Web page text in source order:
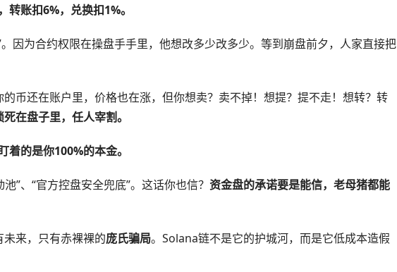
转账扣6%，兑换扣1%。
因为合约权限在操盘手手里，他想改多少改多少。等到崩盘前夕，人家直接把
币还在账户里，价格也在涨，但你想卖？卖不掉！想提？提不走！想转？转
在盘子里，任人宰割。
着的是你100%的本金。
”、“官方控盘安全兜底”。这话你也信？ 资金盘的承诺要是能信，老母猪都能
来，只有赤裸裸的庞氏骗局。Solana链不是它的护城河，而是它低成本造假